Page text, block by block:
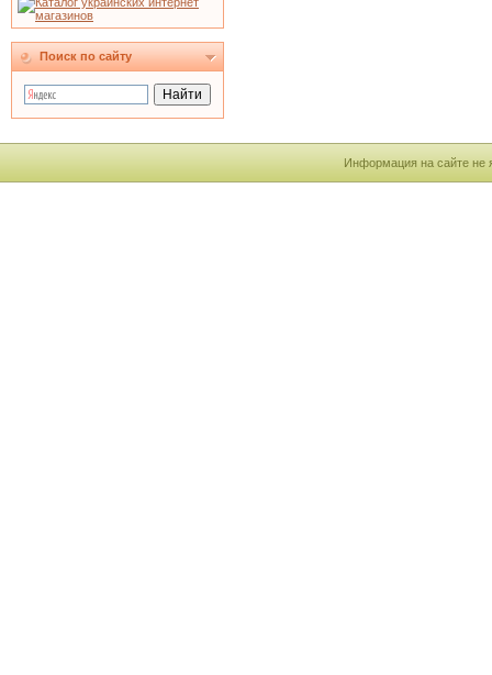
Поиск по сайту
Информация на сайте не